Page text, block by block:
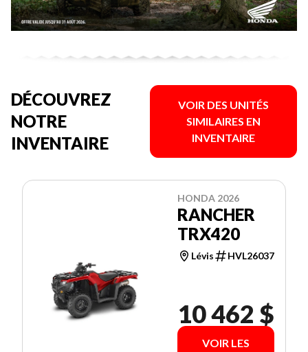
DÉCOUVREZ
NOTRE
INVENTAIRE
VOIR DES UNITÉS
SIMILAIRES EN
INVENTAIRE
HONDA 2026
RANCHER
TRX420
Lévis HVL26037
10 462 $
VOIR LES